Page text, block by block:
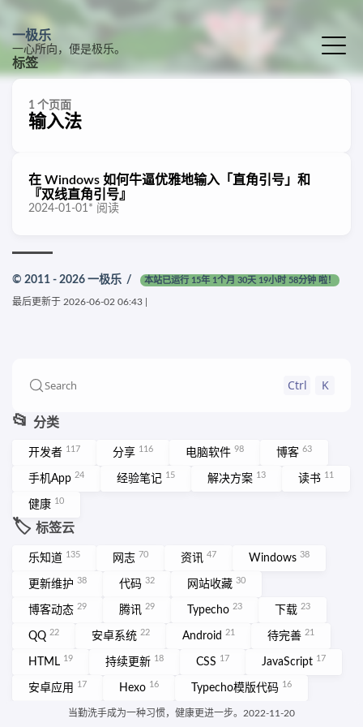
一极乐
一心所向，便是极乐。
Search Ctrl K
📂 分类
开发者 117 分享 116 电脑软件 98 博客 63
手机App 24 经验笔记 15 解决方案 13 读书 11
健康 10
🏷️ 标签云
乐知道 135 网志 70 资讯 47 Windows 38
更新维护 38 代码 32 网站收藏 30
博客动态 29 腾讯 29 Typecho 23 下载 23
QQ 22 安卓系统 22 Android 21 待完善 21
HTML 19 持续更新 18 CSS 17 JavaScript 17
安卓应用 17 Hexo 16 Typecho模版代码 16
网页设计15 More ➡️
标签
1 个页面
输入法
在 Windows 如何牛逼优雅地输入「直角引号」和
『双线直角引号』
2024-01-01* 阅读
© 2011 - 2026 一极乐 / 本站已运行 15年 1个月 30天 19小时 58分钟 啦！
最后更新于 2026-06-02 06:43
当勤洗手成为一种习惯，健康更进一步。2022-11-20